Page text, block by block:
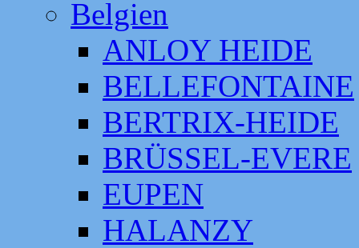
Belgien
ANLOY HEIDE
BELLEFONTAINE
BERTRIX-HEIDE
BRÜSSEL-EVERE
EUPEN
HALANZY